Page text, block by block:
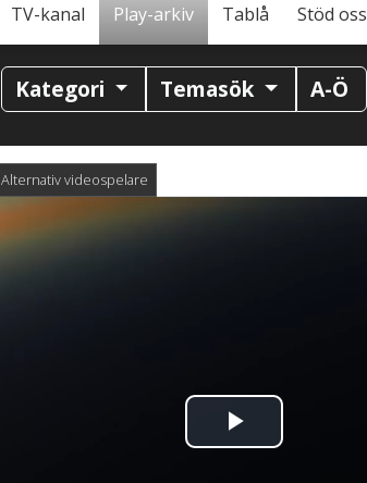
TV-kanal Play-arkiv Tablå Stöd oss
Kategori Temasök A-Ö
Alternativ videospelare
Spela